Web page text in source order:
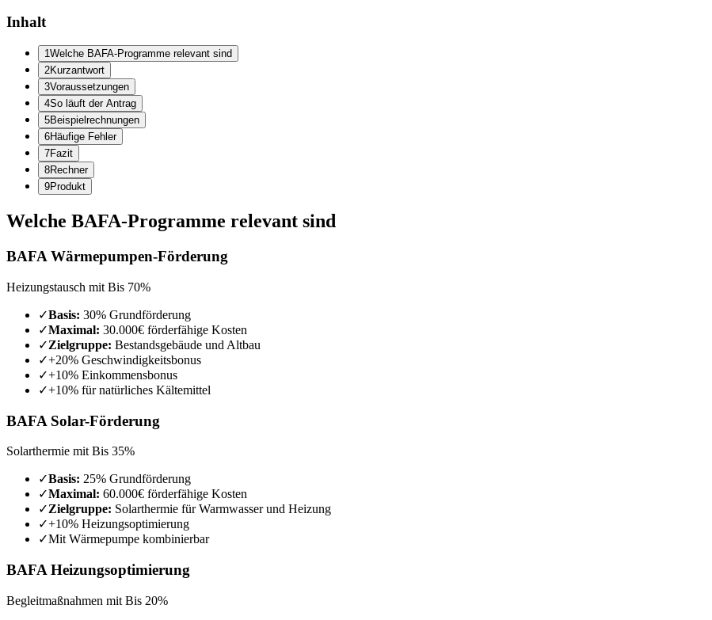
Inhalt
1Welche BAFA-Programme relevant sind
2Kurzantwort
3Voraussetzungen
4So läuft der Antrag
5Beispielrechnungen
6Häufige Fehler
7Fazit
8Rechner
9Produkt
Welche BAFA-Programme relevant sind
BAFA Wärmepumpen-Förderung
Heizungstausch mit Bis 70%
✓Basis: 30% Grundförderung
✓Maximal: 30.000€ förderfähige Kosten
✓Zielgruppe: Bestandsgebäude und Altbau
✓+20% Geschwindigkeitsbonus
✓+10% Einkommensbonus
✓+10% für natürliches Kältemittel
BAFA Solar-Förderung
Solarthermie mitBis 35%
✓Basis: 25% Grundförderung
✓Maximal: 60.000€ förderfähige Kosten
✓Zielgruppe: Solarthermie für Warmwasser und Heizung
✓+10% Heizungsoptimierung
✓Mit Wärmepumpe kombinierbar
BAFA Heizungsoptimierung
Begleitmaßnahmen mit Bis 20%